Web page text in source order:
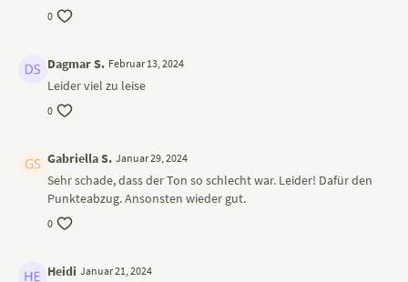
0
Dagmar S. Februar 13, 2024
Leider viel zu leise
0
Gabriella S. Januar 29, 2024
Sehr schade, dass der Ton so schlecht war. Leider! Dafür den
Punkteabzug. Ansonsten wieder gut.
0
Heidi Januar 21, 2024